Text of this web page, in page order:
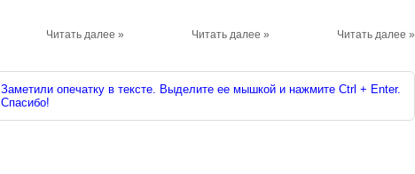
Читать далее » Читать далее » Читать далее »
Заметили опечатку в тексте. Выделите ее мышкой и нажмите Ctrl + Enter.
Спасибо!